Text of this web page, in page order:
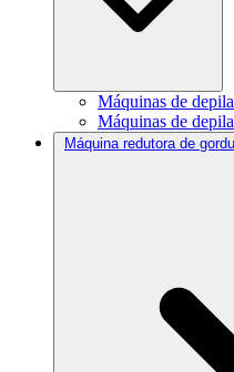
Máquinas de
Máquinas de
Máquina redutora de